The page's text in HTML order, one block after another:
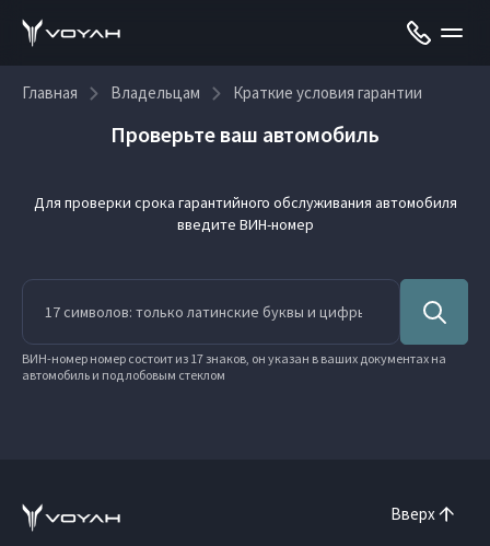
Главная Владельцам Краткие условия гарантии
Проверьте ваш автомобиль
Для проверки срока гарантийного обслуживания автомобиля
введите ВИН-номер
ВИН-номер номер состоит из 17 знаков, он указан в ваших документах на
автомобиль и под лобовым стеклом
Вверх